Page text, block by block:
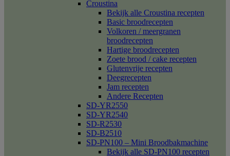
Croustina
Bekijk alle Croustina recepten
Basic broodrecepten
Volkoren / meergranen
broodrecepten
Hartige broodrecepten
Zoete brood / cake recepten
Glutenvrije recepten
Deegrecepten
Jam recepten
Andere Recepten
SD-YR2550
SD-YR2540
SD-R2530
SD-B2510
SD-PN100 – Mini Broodbakmachine
Bekijk alle SD-PN100 recepten